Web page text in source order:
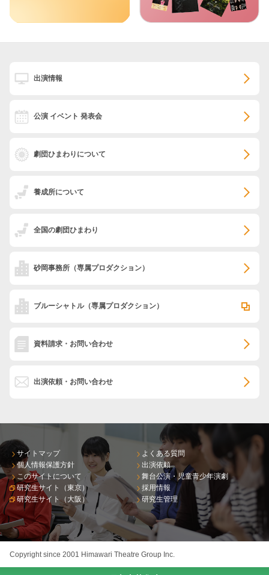
出演情報
公演 イベント 発表会
劇団ひまわりについて
養成所について
全国の劇団ひまわり
砂岡事務所 （専属プロダクション）
ブルーシャトル（専属プロダクション）
資料請求・お問い合わせ
出演依頼・お問い合わせ
サイトマップ
個人情報保護方針
このサイトについて
研究生サイト（東京）
研究生サイト（大阪）
よくある質問
出演依頼
舞台公演・児童青少年演劇
採用情報
研究生管理
Copyright since 2001 Himawari Theatre Group Inc.